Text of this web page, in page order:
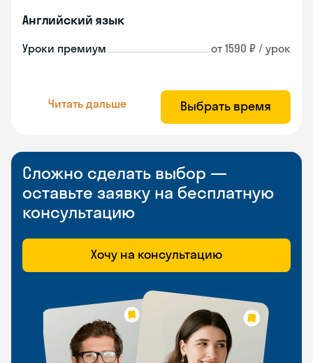
Английский язык
Уроки премиум от 1590 ₽ / урок
Читать дальше Выбрать время
Сложно сделать выбор —
оставьте заявку на бесплатную
консультацию
Хочу на консультацию